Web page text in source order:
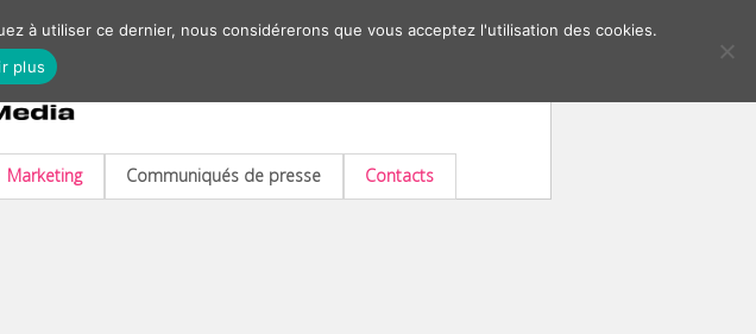
Marketing Communiqués de presse Contacts
à utiliser ce dernier, nous considérerons que vous acceptez l'utilisation des cookies.
plus